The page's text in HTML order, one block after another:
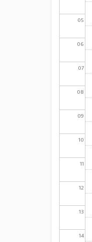
05
06
07
08
09
10
11
12
13
14